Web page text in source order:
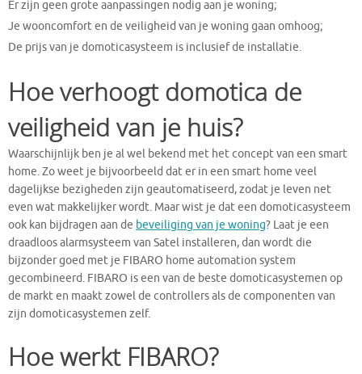
Er zijn geen grote aanpassingen nodig aan je woning;
Je wooncomfort en de veiligheid van je woning gaan omhoog;
De prijs van je domoticasysteem is inclusief de installatie.
Hoe verhoogt domotica de
veiligheid van je huis?
Waarschijnlijk ben je al wel bekend met het concept van een smart
home. Zo weet je bijvoorbeeld dat er in een smart home veel
dagelijkse bezigheden zijn geautomatiseerd, zodat je leven net
even wat makkelijker wordt. Maar wist je dat een domoticasysteem
ook kan bijdragen aan de beveiliging van je woning? Laat je een
draadloos alarmsysteem van Satel installeren, dan wordt die
bijzonder goed met je FIBARO home automation system
gecombineerd. FIBARO is een van de beste domoticasystemen op
de markt en maakt zowel de controllers als de componenten van
zijn domoticasystemen zelf.
Hoe werkt FIBARO?